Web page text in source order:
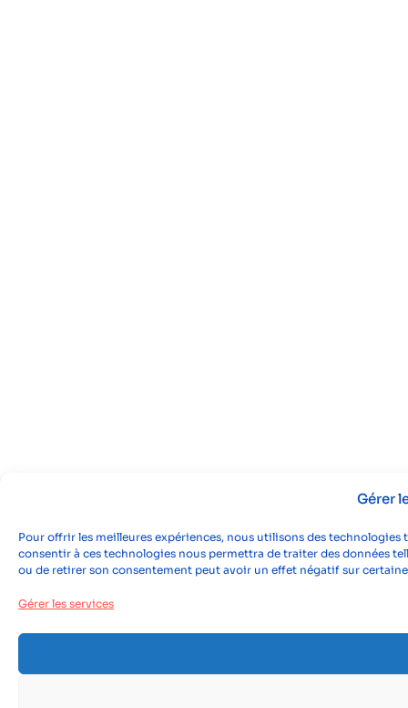
Gérer
Pour offrir les meilleures expériences, nous utilisons des
consentir à ces technologies nous permettra de traiter des données
ou de retirer son consentement peut avoir un effet négatif sur
Gérer les services